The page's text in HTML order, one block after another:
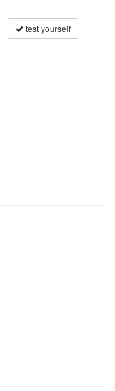
test yourself